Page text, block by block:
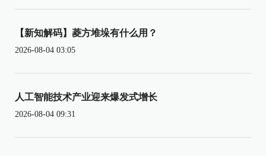
【新知解码】菱方堆垛有什么用？
2026-08-04 03:05
人工智能技术产业迎来爆发式增长
2026-08-04 09:31